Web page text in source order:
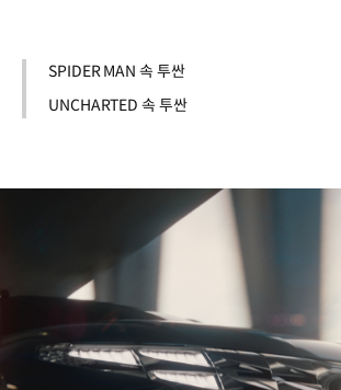
SPIDER MAN 속 투싼
UNCHARTED 속 투싼